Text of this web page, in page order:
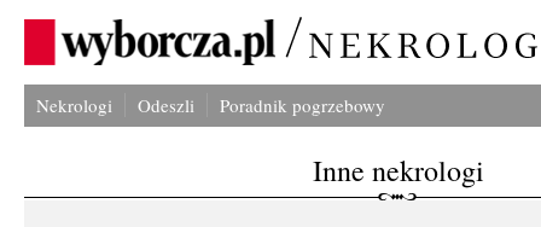
Nekrologi Odeszli Poradnik pogrzebowy
Inne nekrologi